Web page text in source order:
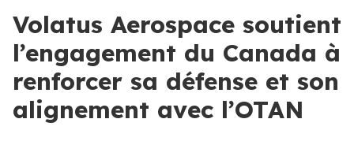
Volatus Aerospace soutient
l’engagement du Canada à
renforcer sa défense et son
alignement avec l’OTAN